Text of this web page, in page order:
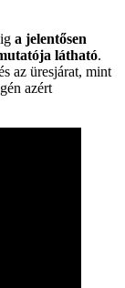
a jelentősen
látható.
az üresjárat, mint
azért